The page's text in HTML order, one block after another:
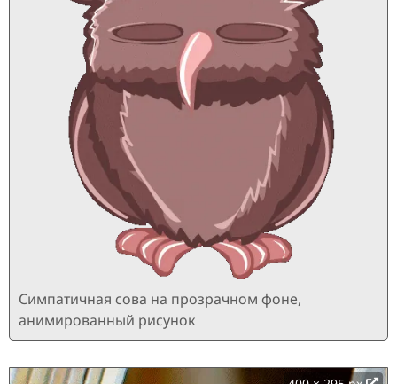
Симпатичная сова на прозрачном фоне,
анимированный рисунок